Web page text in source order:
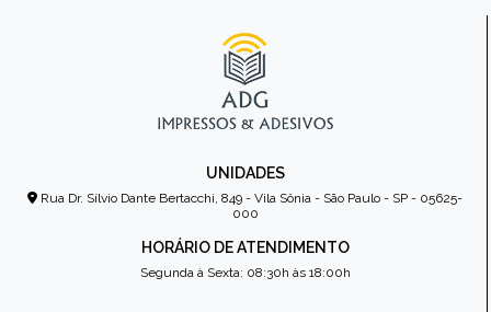
UNIDADES
Rua Dr. Sílvio Dante Bertacchi, 849 - Vila Sônia - São Paulo - SP - 05625-
000
HORÁRIO DE ATENDIMENTO
Segunda à Sexta: 08:30h às 18:00h